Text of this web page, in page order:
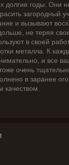
долгие годы. Они
загородный
и вызывают
не теряя
в своей
металла. К
и все
очень
в заранее
качеством.